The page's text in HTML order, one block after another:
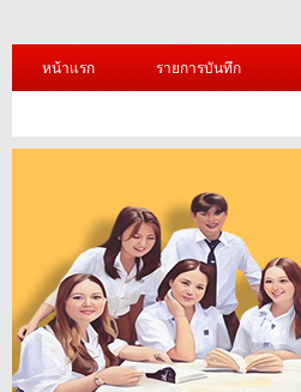
หน้าแรก รายการบันทึก